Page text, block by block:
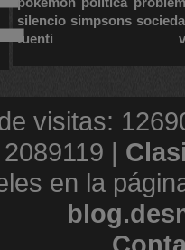
silencio simpsons
tuenti
visitas:
2089119 |
en la